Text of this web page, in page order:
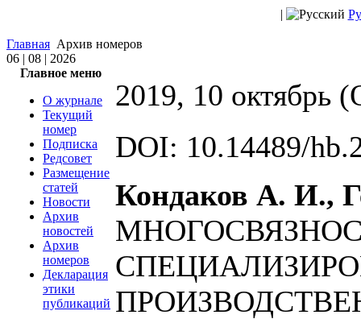
|
Главная Архив номеров
06 | 08 | 2026
Главное меню
О журнале
Текущий
номер
Подписка
Редсовет
Размещение
статей
Новости
Архив
новостей
Архив
номеров
Декларация
этики
публикаций
2019, 10 октябрь
DOI: 10.14489/
Кондаков А. И.,